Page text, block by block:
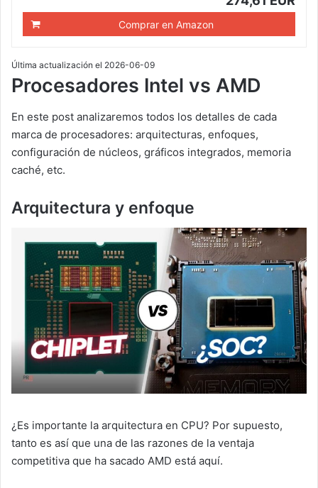
Comprar en Amazon
Última actualización el 2026-06-09
Procesadores Intel vs AMD
En este post analizaremos todos los detalles de cada
marca de procesadores: arquitecturas, enfoques,
configuración de núcleos, gráficos integrados, memoria
caché, etc.
Arquitectura y enfoque
¿Es importante la arquitectura en CPU? Por supuesto,
tanto es así que una de las razones de la ventaja
competitiva que ha sacado AMD está aquí.